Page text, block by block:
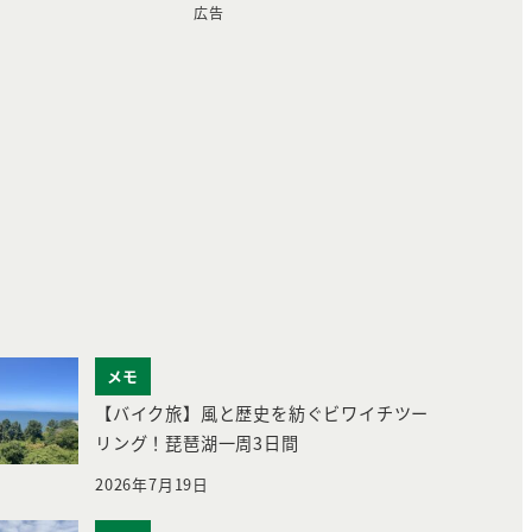
広告
メモ
【バイク旅】風と歴史を紡ぐビワイチツー
リング！琵琶湖一周3日間
2026年7月19日